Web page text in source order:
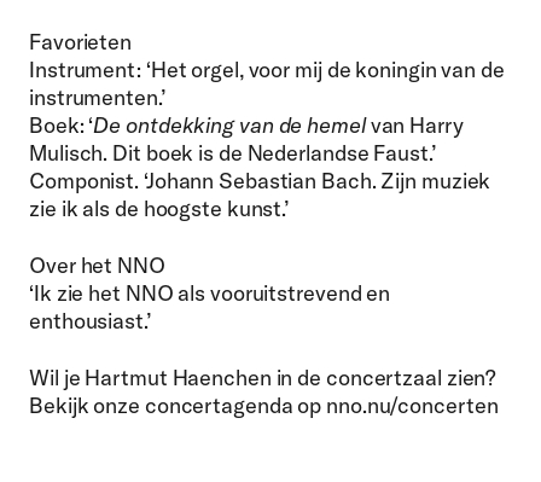
Favorieten
Instrument: ‘Het orgel, voor mij de koningin van de
instrumenten.’
Boek: ‘De ontdekking van de hemelvan Harry
Mulisch. Dit boek is de Nederlandse Faust.’
Componist. ‘Johann Sebastian Bach. Zijn muziek
zie ik als de hoogste kunst.’
Over het NNO
‘Ik zie het NNO als vooruitstrevend en
enthousiast.’
Wil je Hartmut Haenchen in de concertzaal zien?
Bekijk onze concertagenda op nno.nu/concerten